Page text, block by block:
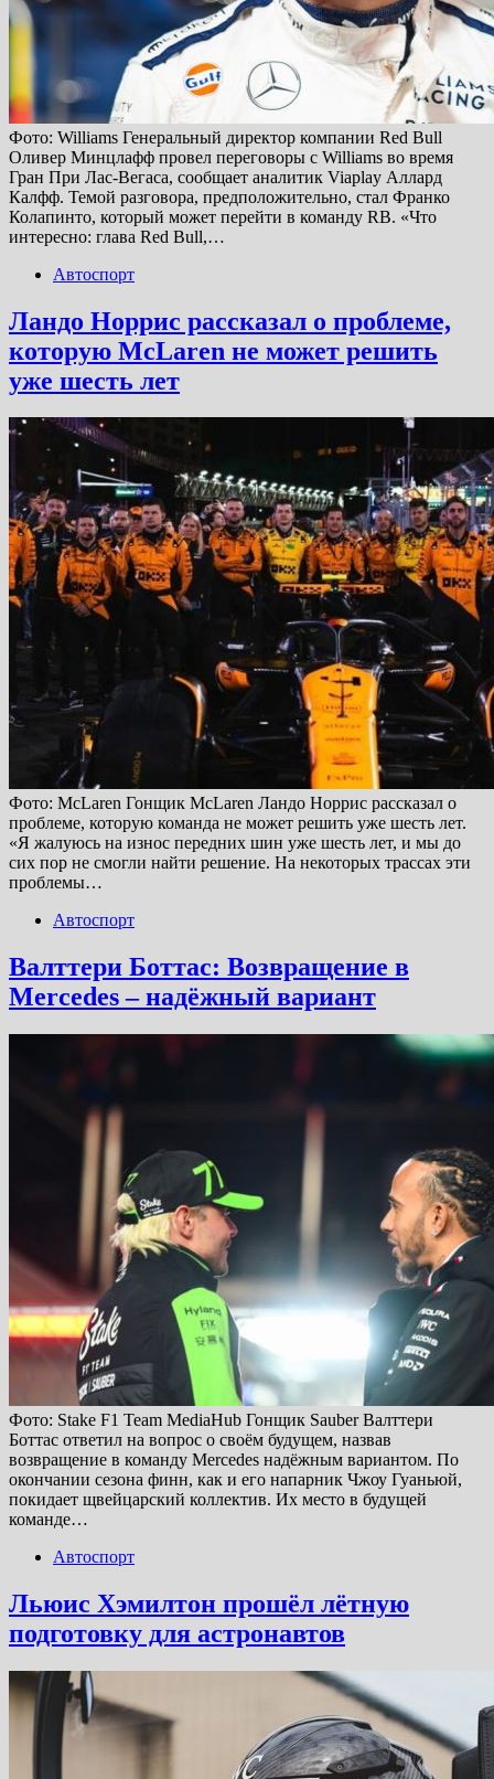
Фото: Williams Генеральный директор компании Red Bull
Оливер Минцлафф провел переговоры с Williams во время
Гран При Лас-Вегаса, сообщает аналитик Viaplay Аллард
Калфф. Темой разговора, предположительно, стал Франко
Колапинто, который может перейти в команду RB. «Что
интересно: глава Red Bull,…
Автоспорт
Ландо Норрис рассказал о проблеме,
которую McLaren не может решить
уже шесть лет
Фото: McLaren Гонщик McLaren Ландо Норрис рассказал о
проблеме, которую команда не может решить уже шесть лет.
«Я жалуюсь на износ передних шин уже шесть лет, и мы до
сих пор не смогли найти решение. На некоторых трассах эти
проблемы…
Автоспорт
Валттери Боттас: Возвращение в
Mercedes – надёжный вариант
Фото: Stake F1 Team MediaHub Гонщик Sauber Валттери
Боттас ответил на вопрос о своём будущем, назвав
возвращение в команду Mercedes надёжным вариантом. По
окончании сезона финн, как и его напарник Чжоу Гуаньюй,
покидает щвейцарский коллектив. Их место в будущей
команде…
Автоспорт
Льюис Хэмилтон прошёл лётную
подготовку для астронавтов